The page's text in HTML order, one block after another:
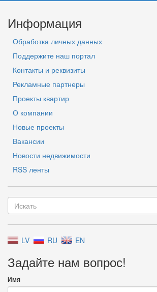
Информация
Обработка личных данных
Поддержите наш портал
Контакты и реквизиты
Рекламные партнеры
Проекты квартир
О компании
Новые проекты
Вакансии
Новости недвижимости
RSS ленты
LV RU EN
Задайте нам вопрос!
Имя